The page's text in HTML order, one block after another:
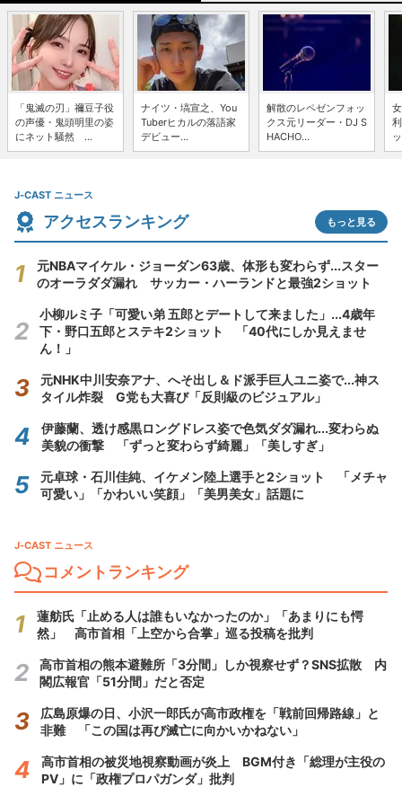
「鬼滅の刃」禰豆子役
の声優・鬼頭明里の姿
にネット騒然 ...
ナイツ・塙宣之、You
Tuberヒカルの落語家
デビュー...
解散のレペゼンフォッ
クス元リーダー・DJ S
HACHO...
J-CAST ニュース
アクセスランキング もっと見る
元NBAマイケル・ジョーダン63歳、体形も変わらず...スター
のオーラダダ漏れ サッカー・ハーランドと最強2ショット
小柳ルミ子「可愛い弟 五郎とデートして来ました」...4歳年
下・野口五郎とステキ2ショット 「40代にしか見えませ
ん！」
元NHK中川安奈アナ、へそ出し＆ド派手巨人ユニ姿で...神ス
タイル炸裂 G党も大喜び「反則級のビジュアル」
伊藤蘭、透け感黒ロングドレス姿で色気ダダ漏れ...変わらぬ
美貌の衝撃 「ずっと変わらず綺麗」「美しすぎ」
元卓球・石川佳純、イケメン陸上選手と2ショット 「メチャ
可愛い」「かわいい笑顔」「美男美女」話題に
J-CAST ニュース
コメントランキング
蓮舫氏「止める人は誰もいなかったのか」「あまりにも愕
然」 高市首相「上空から合掌」巡る投稿を批判
高市首相の熊本避難所「3分間」しか視察せず？SNS拡散 内
閣広報官「51分間」だと否定
広島原爆の日、小沢一郎氏が高市政権を「戦前回帰路線」と
非難 「この国は再び滅亡に向かいかねない」
高市首相の被災地視察動画が炎上 BGM付き「総理が主役の
PV」に「政権プロパガンダ」批判